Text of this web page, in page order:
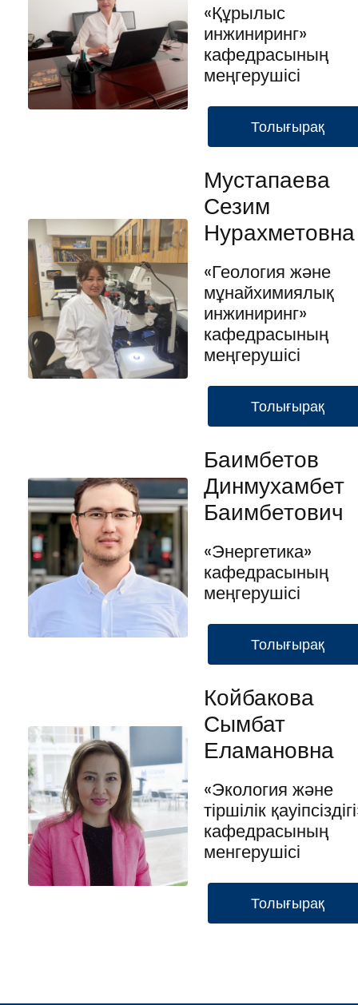
«Құрылыс
инжиниринг»
кафедрасының
меңгерушісі
Толығырақ
Мустапаева
Сезим
Нурахметовна
«Геология және
мұнайхимиялық
инжиниринг»
кафедрасының
меңгерушісі
Толығырақ
Баимбетов
Динмухамбет
Баимбетович
«Энергетика»
кафедрасының
меңгерушісі
Толығырақ
Койбакова
Сымбат
Еламановна
«Экология және
тіршілік
кафедрасының
менгерушісі
Толығырақ